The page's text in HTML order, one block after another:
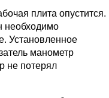
плита опустится.
необходимо
Установленное
манометр
не потерял